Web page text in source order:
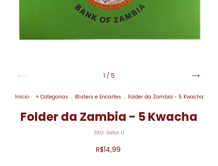
1 / 5
Início . + Categorias . Blisters e Encartes . Folder da Zambia - 5 Kwacha
Folder da Zambia - 5 Kwacha
SKU: Setor U
R$14,99